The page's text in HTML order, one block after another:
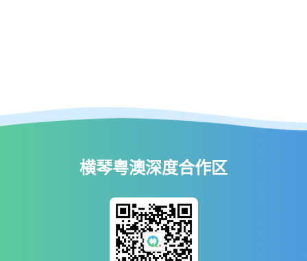
横琴粤澳深度合作区